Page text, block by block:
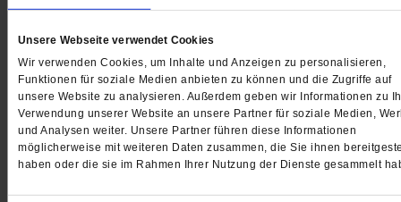
Unsere Webseite verwendet Cookies
Wir verwenden Cookies, um Inhalte und Anzeigen zu personalisieren,
Funktionen für soziale Medien anbieten zu können und die Zugriffe auf
unsere Website zu analysieren. Außerdem geben wir Informationen zu
Verwendung unserer Website an unsere Partner für soziale Medien,
und Analysen weiter. Unsere Partner führen diese Informationen
möglicherweise mit weiteren Daten zusammen, die Sie ihnen
haben oder die sie im Rahmen Ihrer Nutzung der Dienste gesammelt
Mein Land verliert seine Mitte
Unsere Autorin lebt in Wien. Als dort die
der demokratischen Partien scheitern, befindet sie
gerade in der Luft. Seitdem hält der Schwebezustand
In was für ein Land kehrt sie zurück, in dem Herbert